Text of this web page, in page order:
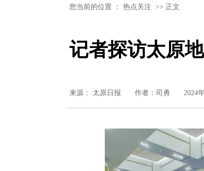
您当前的位置 ： 热点关注 >> 正文
记者探访太原
来源： 太原日报 作者：司勇 2024